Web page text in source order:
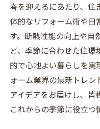
春を迎えるにあたり、住
体的なリフォーム術や日
す。断熱性能の向上や自
ど、季節に合わせた住
的で心地よい暮らしを実
ォーム業界の最新トレ
アイデアをお届けし、皆
これからの季節に役立つ